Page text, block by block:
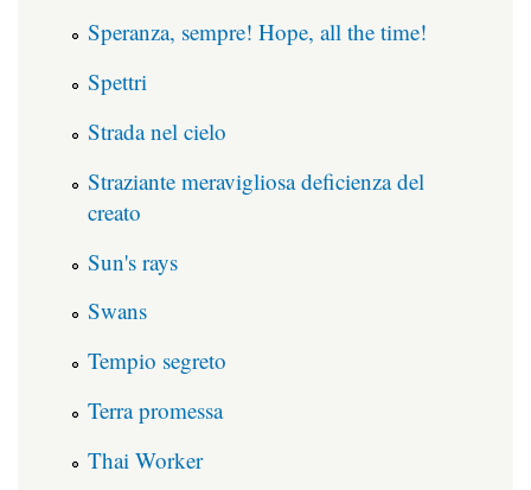
Speranza, sempre! Hope, all the time!
Spettri
Strada nel cielo
Straziante meravigliosa deficienza del
creato
Sun's rays
Swans
Tempio segreto
Terra promessa
Thai Worker